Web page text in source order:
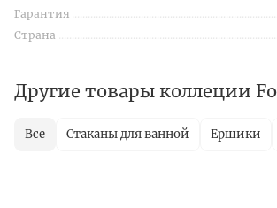
Гарантия
Страна
Другие товары коллеции
Все Стаканы для ванной Ершики